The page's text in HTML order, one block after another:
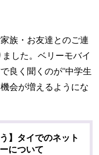
族・お友達とのご連
した。ベリーモバイ
良く聞くのが”中学生
会が増えるようにな
う】タイでのネット
について